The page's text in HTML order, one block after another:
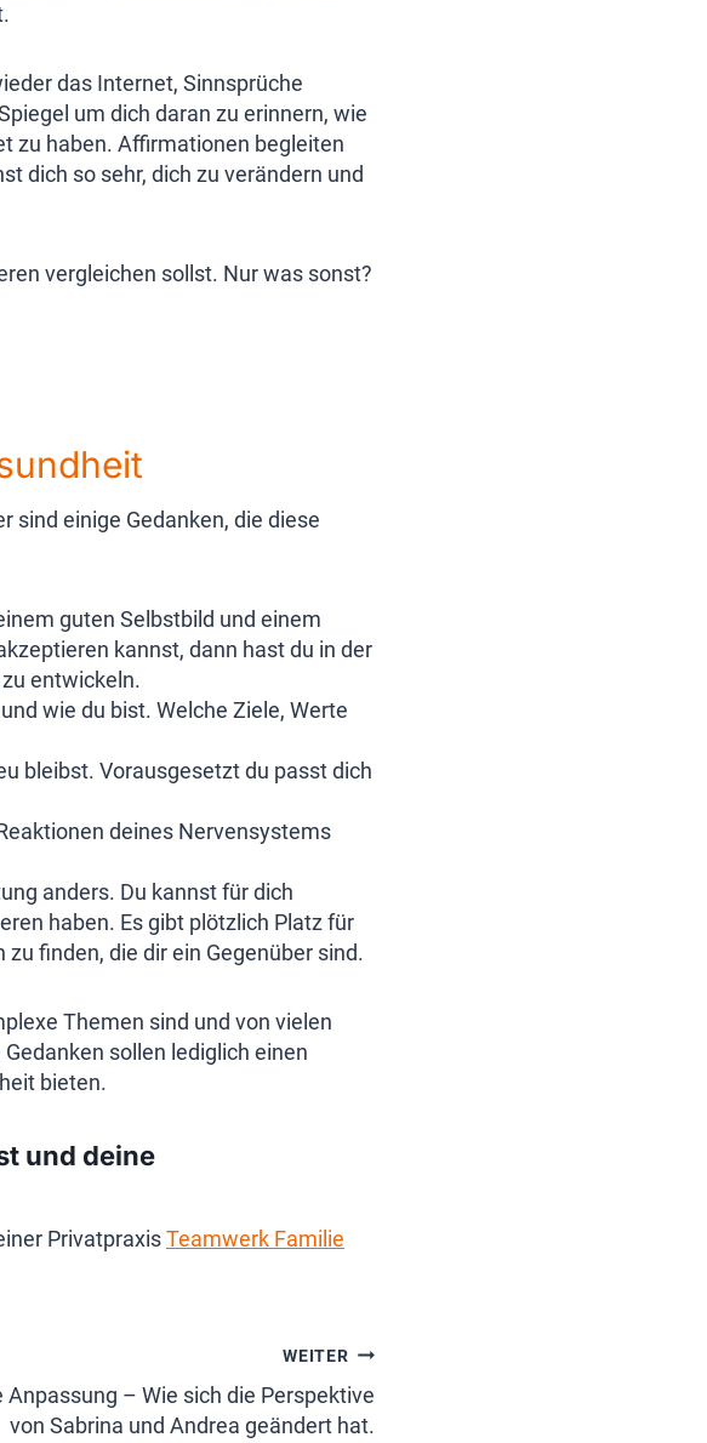
das Internet, Sinnsprüche
um dich daran zu erinnern, wie
zu haben. Affirmationen begleiten
dich so sehr, dich zu verändern und
vergleichen sollst. Nur was sonst?
sind einige Gedanken, die diese
guten Selbstbild und einem
kannst, dann hast du in der
entwickeln.
wie du bist. Welche Ziele, Werte
bleibst. Vorausgesetzt du passt dich
deines Nervensystems
anders. Du kannst für dich
haben. Es gibt plötzlich Platz für
finden, die dir ein Gegenüber sind.
Themen sind und von vielen
sollen lediglich einen
bieten.
und deine
PrivatpraxisTeamwerk Familie
WEITER
Anpassung – Wie sich die Perspektive
von Sabrina und Andrea geändert hat.